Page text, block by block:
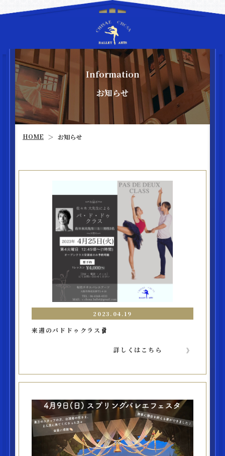
Information
お知らせ
HOME ＞ お知らせ
2023.04.19
来週のパドドゥクラス🩰
詳しくはこちら